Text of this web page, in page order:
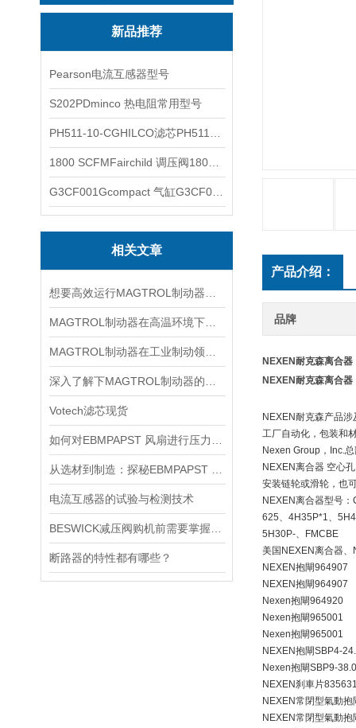
新品推荐
Pearson电流互感器型号
S202PDminco 热电阻常用型号
相关文章
Votech滤芯现货
电流互感器的试验与检测技术
断路器的特性都有哪些？
产品介绍：
品牌
NEXEN耐克森离合
NEXEN耐克森离合
NEXEN耐克森产品
工厂自动化，包装和
Nexen Group，Inc.
NEXEN离合器 空心
安装链轮或滑轮，也
NEXEN离合器型号
625、4H35P*1、
5H30P-、FMCBE
美国NEXEN离合器
NEXEN抱閘964907
NEXEN抱閘964907
Nexen抱閘964920
Nexen抱閘965001
Nexen抱閘965001
NEXEN抱閘SBP4-
Nexen抱閘SBP9-
NEXEN刹車片
NEXEN常閉型氣動
NEXEN常閉型氣動